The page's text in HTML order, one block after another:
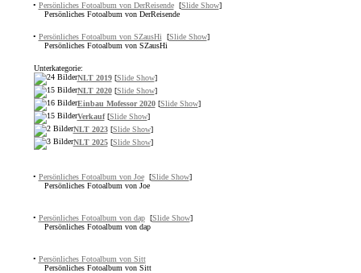
• Persönliches Fotoalbum von DerReisende [Slide Show]
Persönliches Fotoalbum von DerReisende
• Persönliches Fotoalbum von SZausHi [Slide Show]
Persönliches Fotoalbum von SZausHi
Unterkategorie:
NLT 2019[Slide Show]
NLT 2020[Slide Show]
Einbau Mofessor 2020[Slide Show]
Verkauf[Slide Show]
NLT 2023[Slide Show]
NLT 2025[Slide Show]
• Persönliches Fotoalbum von Joe [Slide Show]
Persönliches Fotoalbum von Joe
• Persönliches Fotoalbum von dap [Slide Show]
Persönliches Fotoalbum von dap
• Persönliches Fotoalbum von Sitt
Persönliches Fotoalbum von Sitt